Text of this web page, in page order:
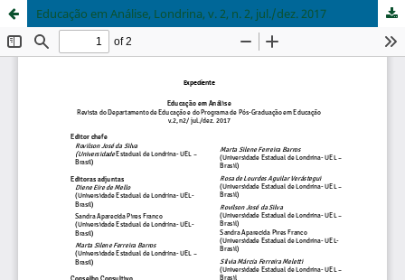
Educação em Análise, Londrina, v. 2, n. 2, jul./dez. 2017